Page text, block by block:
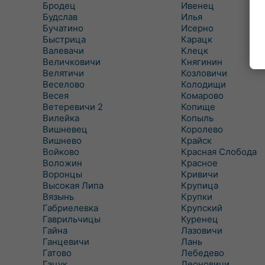
Бродец
Будслав
Бучатино
Быстрица
Валевачи
Величковичи
Велятичи
Веселово
Весея
Ветеревичи 2
Вилейка
Вишневец
Вишнево
Войково
Воложин
Воронцы
Высокая Липа
Вязынь
Габриелевка
Гаврильчицы
Гайна
Ганцевичи
Гатово
Ивенец
Илья
Исерно
Карацк
Клецк
Княгинин
Козловичи
Колодищи
Комарово
Копище
Копыль
Королево
Крайск
Красная Слобода
Красное
Кривичи
Крупица
Крупки
Крупский
Куренец
Лазовичи
Лань
Лебедево